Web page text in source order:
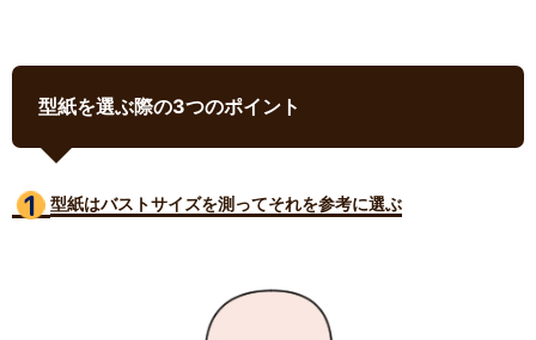
型紙を選ぶ際の3つのポイント
型紙はバストサイズを測ってそれを参考に選ぶ